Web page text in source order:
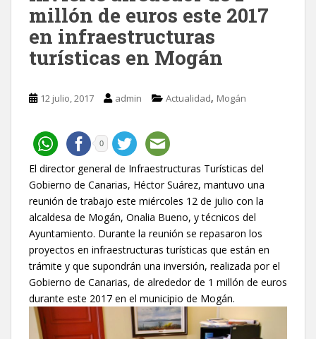
millón de euros este 2017
en infraestructuras
turísticas en Mogán
12 julio, 2017 admin Actualidad, Mogán
0
El director general de Infraestructuras Turísticas del
Gobierno de Canarias, Héctor Suárez, mantuvo una
reunión de trabajo este miércoles 12 de julio con la
alcaldesa de Mogán, Onalia Bueno, y técnicos del
Ayuntamiento. Durante la reunión se repasaron los
proyectos en infraestructuras turísticas que están en
trámite y que supondrán una inversión, realizada por el
Gobierno de Canarias, de alrededor de 1 millón de euros
durante este 2017 en el municipio de Mogán.